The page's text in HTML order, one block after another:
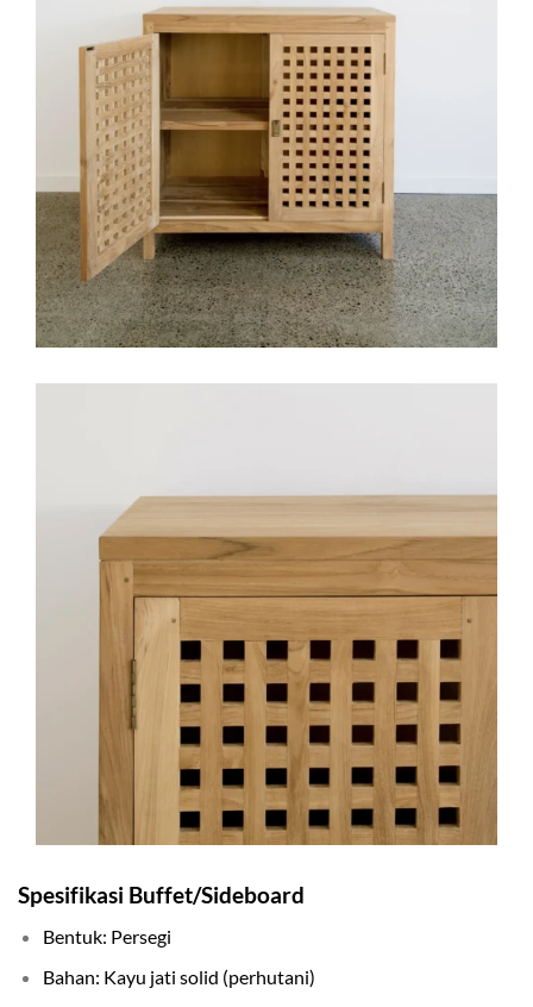
Spesifikasi Buffet/Sideboard
Bentuk: Persegi
Bahan: Kayu jati solid (perhutani)